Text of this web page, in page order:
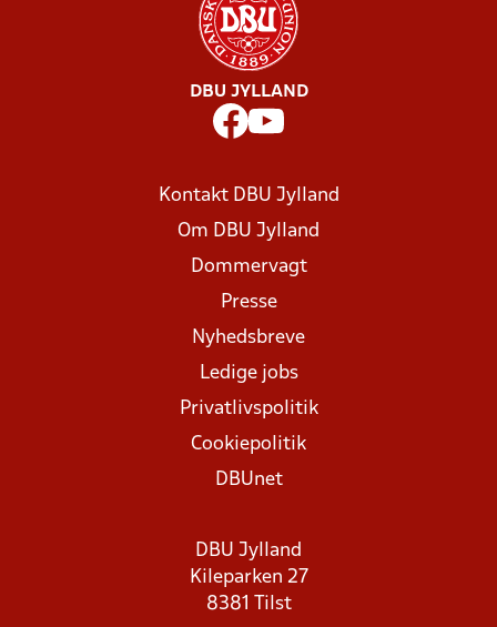
DBU JYLLAND
Kontakt DBU Jylland
Om DBU Jylland
Dommervagt
Presse
Nyhedsbreve
Ledige jobs
Privatlivspolitik
Cookiepolitik
DBUnet
DBU Jylland
Kileparken 27
8381 Tilst